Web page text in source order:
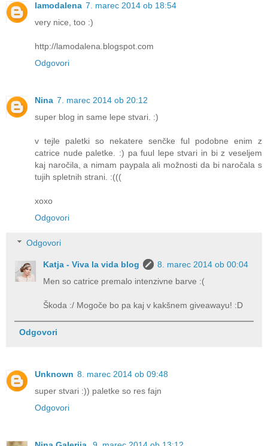
lamodalena 7. marec 2014 ob 18:54
very nice, too :)
http://lamodalena.blogspot.com
Odgovori
Nina 7. marec 2014 ob 20:12
super blog in same lepe stvari. :)
v tejle paletki so nekatere senčke ful podobne enim z
catrice nude paletke. :) pa fuul lepe stvari in bi z veseljem
kaj naročila, a nimam paypala ali možnosti da bi naročala s
tujih spletnih strani. :(((
xoxo
Odgovori
Odgovori
Katja - Viva la vida blog
8. marec 2014 ob 00:04
Men so catrice premalo intenzivne barve :(
Škoda :/ Mogoče bo pa kaj v kakšnem giveawayu! :D
Odgovori
Unknown 8. marec 2014 ob 09:48
super stvari :)) paletke so res fajn
Odgovori